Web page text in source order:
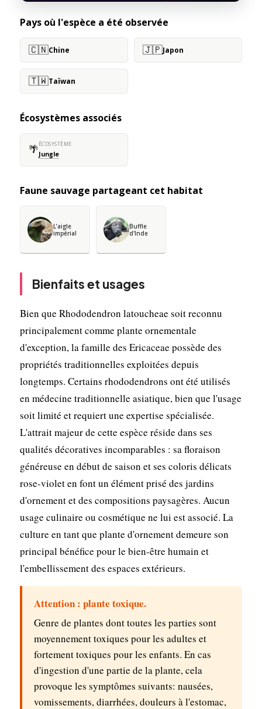
Pays où l'espèce a été observée
🇨🇳Chine 🇯🇵Japon
🇹🇼Taïwan
Écosystèmes associés
🌴ÉCOSYSTÈME
Jungle
Faune sauvage partageant cet habitat
L’aigle
impérial
Buffle
d'Inde
Bienfaits et usages
Bien que Rhododendron latoucheae soit reconnu
principalement comme plante ornementale
d'exception, la famille des Ericaceae possède des
propriétés traditionnelles exploitées depuis
longtemps. Certains rhododendrons ont été utilisés
en médecine traditionnelle asiatique, bien que l'usage
soit limité et requiert une expertise spécialisée.
L'attrait majeur de cette espèce réside dans ses
qualités décoratives incomparables : sa floraison
généreuse en début de saison et ses coloris délicats
rose-violet en font un élément prisé des jardins
d'ornement et des compositions paysagères. Aucun
usage culinaire ou cosmétique ne lui est associé. La
culture en tant que plante d'ornement demeure son
principal bénéfice pour le bien-être humain et
l'embellissement des espaces extérieurs.
Attention : plante toxique.
Genre de plantes dont toutes les parties sont
moyennement toxiques pour les adultes et
fortement toxiques pour les enfants. En cas
d'ingestion d'une partie de la plante, cela
provoque les symptômes suivants: nausées,
vomissements, diarrhées, douleurs à l'estomac,